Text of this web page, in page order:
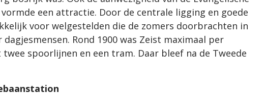
een attractie. Door de centrale ligging en goede
voor welgestelden die de zomers doorbrachten in
Rond 1900 was Zeist maximaal per
spoorlijnen en een tram. Daar bleef na de Tweede